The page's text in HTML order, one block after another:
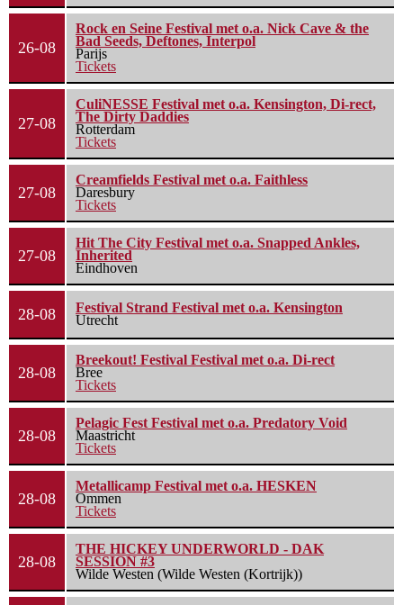
26-08
Rock en Seine Festival met o.a. Nick Cave & the
Bad Seeds, Deftones, Interpol
Parijs
Tickets
27-08
CuliNESSE Festival met o.a. Kensington, Di-rect,
The Dirty Daddies
Rotterdam
Tickets
27-08
Creamfields Festival met o.a. Faithless
Daresbury
Tickets
27-08
Hit The City Festival met o.a. Snapped Ankles,
Inherited
Eindhoven
28-08
Festival Strand Festival met o.a. Kensington
Utrecht
28-08
Breekout! Festival Festival met o.a. Di-rect
Bree
Tickets
28-08
Pelagic Fest Festival met o.a. Predatory Void
Maastricht
Tickets
28-08
Metallicamp Festival met o.a. HESKEN
Ommen
Tickets
28-08
THE HICKEY UNDERWORLD - DAK
SESSION #3
Wilde Westen (Wilde Westen (Kortrijk))